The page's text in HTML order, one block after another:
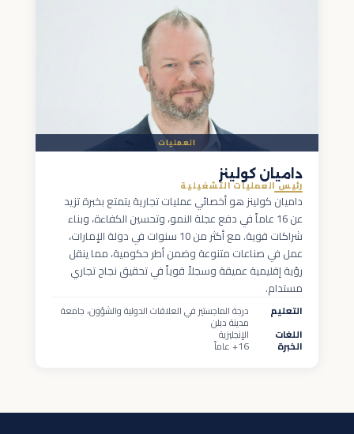
العمليات
داميان كولينز
رئيس العمليات التشغيلية
داميان كولينز هو أخصائي عمليات تجارية يتمتع بخبرة تزيد
عن 16 عاماً في دفع عجلة النمو، وتحسين الكفاءة، وبناء
شراكات قوية. مع أكثر من 10 سنوات في دولة الإمارات،
عمل في صناعات متنوعة وضمن أطر حكومية، مما ينقل
رؤية إقليمية عميقة وسجلاً قوياً في تحقيق نجاح تجاري
مستدام.
التعليم درجة الماجستير في العلاقات الدولية والشؤون، جامعة
مدينة دبلن
اللغات الإنجليزية
الخبرة 16+ عاماً